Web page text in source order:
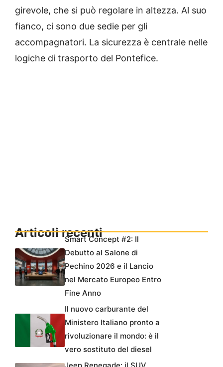
girevole, che si può regolare in altezza. Al suo
fianco, ci sono due sedie per gli
accompagnatori. La sicurezza è centrale nelle
logiche di trasporto del Pontefice.
Articoli recentiSmart Concept #2: Il
Debutto al Salone di
Pechino 2026 e il Lancio
nel Mercato Europeo Entro
Fine Anno
Il nuovo carburante del
Ministero Italiano pronto a
rivoluzionare il mondo: è il
vero sostituto del diesel